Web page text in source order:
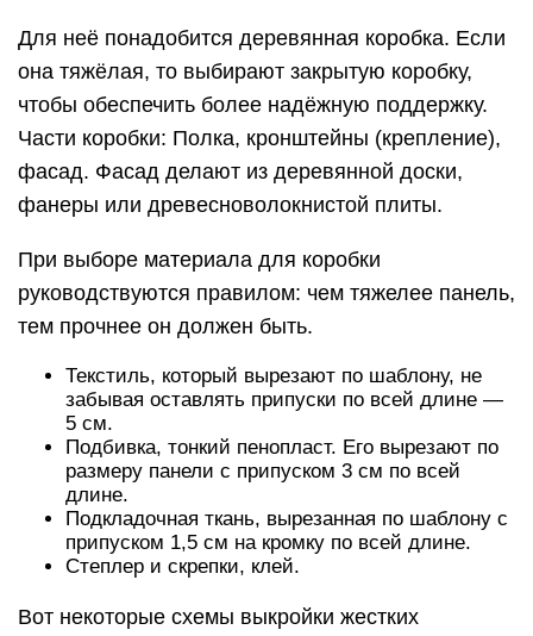
Для неё понадобится деревянная коробка. Если
она тяжёлая, то выбирают закрытую коробку,
чтобы обеспечить более надёжную поддержку.
Части коробки: Полка, кронштейны (крепление),
фасад. Фасад делают из деревянной доски,
фанеры или древесноволокнистой плиты.
При выборе материала для коробки
руководствуются правилом: чем тяжелее панель,
тем прочнее он должен быть.
Текстиль, который вырезают по шаблону, не
забывая оставлять припуски по всей длине —
5 см.
Подбивка, тонкий пенопласт. Его вырезают по
размеру панели с припуском 3 см по всей
длине.
Подкладочная ткань, вырезанная по шаблону с
припуском 1,5 см на кромку по всей длине.
Степлер и скрепки, клей.
Вот некоторые схемы выкройки жестких